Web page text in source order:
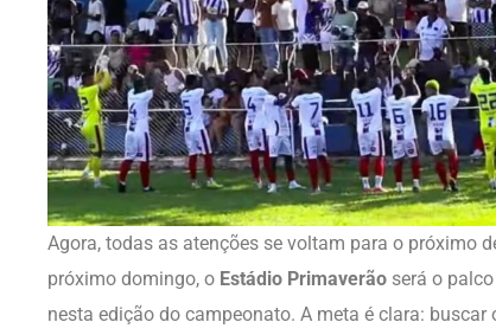
Agora, todas as atenções se voltam para o próximo
próximo domingo, o Estádio Primaverão será o
nesta edição do campeonato. A meta é clara: